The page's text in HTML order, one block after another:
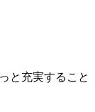
と充実すること